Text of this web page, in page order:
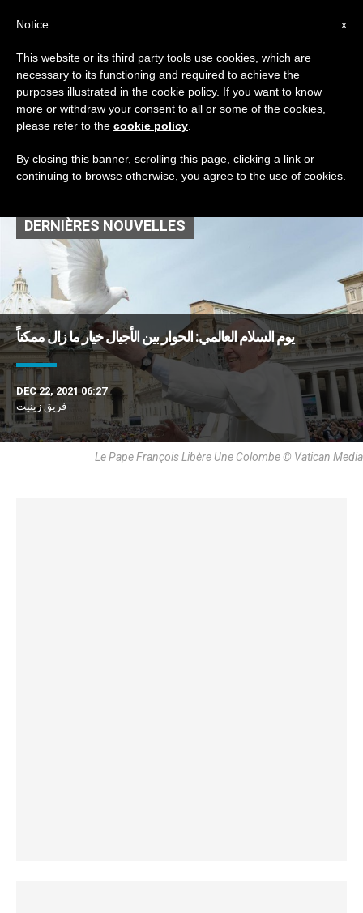
TAG
Posts Tagged ‘يوم
السلام العالمي 2022’
DERNIÈRES NOUVELLES
يوم السلام العالمي: الحوار بين الأجيال خيار ما زال ممكناً
DEC 22, 2021 06:27
فريق زينيت
Le Pape François Libère Une Colombe © Vatican Media
x
Notice
This website or its third party tools use cookies, which are
necessary to its functioning and required to achieve the
purposes illustrated in the cookie policy. If you want to know
more or withdraw your consent to all or some of the cookies,
please refer to the cookie policy
By closing this banner, scrolling this page, clicking a link or
continuing to browse otherwise, you agree to the use of cookies.